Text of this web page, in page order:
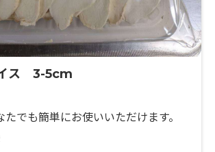
ス 3-5cm
でも簡単にお使いいただけます。